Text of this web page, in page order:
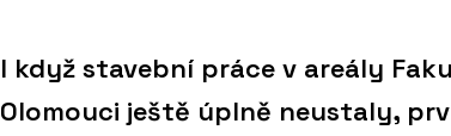
I když stavební práce v areály
Olomouci ještě úplně neustaly,